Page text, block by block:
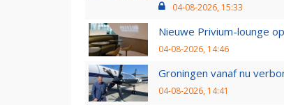
04-08-2026, 15:33
Nieuwe Privium-lounge
04-08-2026, 14:46
Groningen vanaf nu
04-08-2026, 14:41